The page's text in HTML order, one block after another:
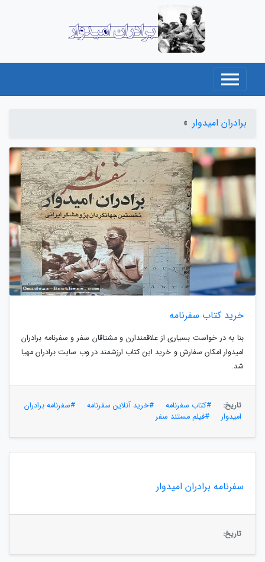
برادران امیدوار »
خرید کتاب سفرنامه
بنا به در خواست بسیاری از علاقمندارن و مشتاقان سفر و سفرنامه برادران
امیدوار امکان سفارش و خرید این کتاب ارزشمند در وب سایت برادران مهیا
شد.
تاریخ: #کتاب سفرنامه #خرید آنلاین سفرنامه #سفرنامه برادران
امیدوار #فیلم مستند سفر
سفرنامه برادران امیدوار
تاریخ:
برادران امیدوار